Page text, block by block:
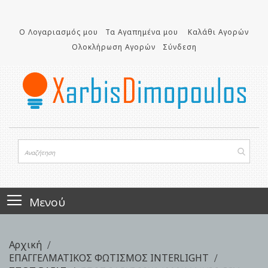
περιεχόμενο
Ο Λογαριασμός μου Τα Αγαπημένα μου
Καλάθι Αγορών
Ολοκλήρωση Αγορών
Σύνδεση
Μενού
Αρχική
ΕΠΑΓΓΕΛΜΑΤΙΚΟΣ ΦΩΤΙΣΜΟΣ INTERLIGHT